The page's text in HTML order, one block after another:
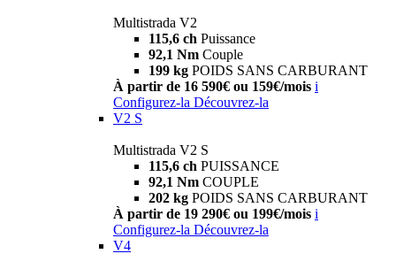
Multistrada V2
115,6 ch Puissance
92,1 Nm Couple
199 kg POIDS SANS CARBURANT
À partir de 16 590€ ou 159€/mois i
Configurez-la Découvrez-la
V2 S
Multistrada V2 S
115,6 ch PUISSANCE
92,1 Nm COUPLE
202 kg POIDS SANS CARBURANT
À partir de 19 290€ ou 199€/mois i
Configurez-la Découvrez-la
V4